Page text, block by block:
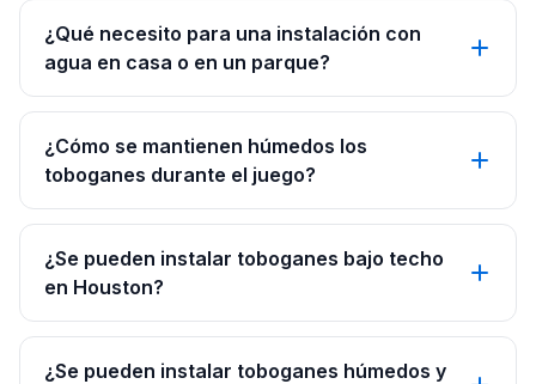
¿Qué necesito para una instalación con
agua en casa o en un parque?
¿Cómo se mantienen húmedos los
toboganes durante el juego?
¿Se pueden instalar toboganes bajo techo
en Houston?
¿Se pueden instalar toboganes húmedos y